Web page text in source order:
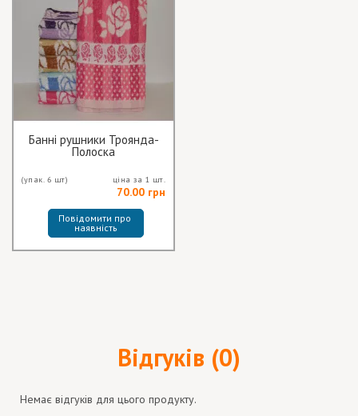
Банні рушники Троянда-
Полоска
(упак. 6 шт) ціна за 1 шт.
70.00 грн
Повідомити про
наявність
Відгуків (0)
Немає відгуків для цього продукту.